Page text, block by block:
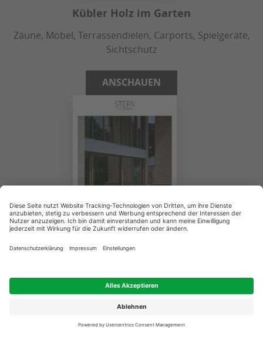
Kübler Holz im Garten
Zäune, Möbel, Terrassendielen, Carports, Spielgeräte,
Sichtschutz
ANSCHAUEN
Hochwertige Gartenmöbel aus Geflecht • Teak •
Aluminium • Edelstahl